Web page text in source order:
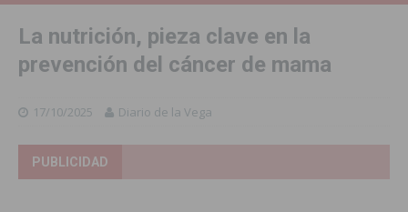
La nutrición, pieza clave en la
prevención del cáncer de mama
17/10/2025 Diario de la Vega
PUBLICIDAD